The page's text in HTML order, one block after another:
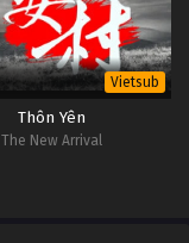
Vietsub
Thôn Yên
The New Arrival